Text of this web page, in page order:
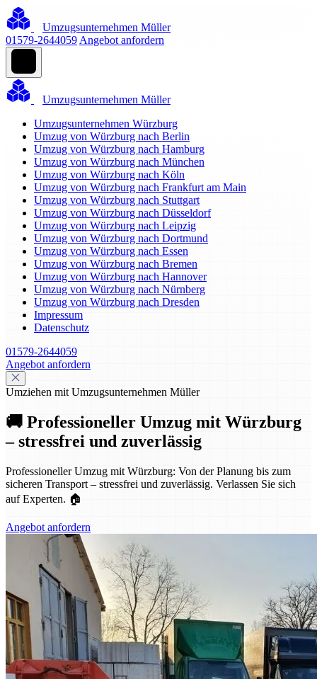
Umzugsunternehmen Müller
01579-2644059 Angebot anfordern
Umzugsunternehmen Müller
Umzugsunternehmen Würzburg
Umzug von Würzburg nach Berlin
Umzug von Würzburg nach Hamburg
Umzug von Würzburg nach München
Umzug von Würzburg nach Köln
Umzug von Würzburg nach Frankfurt am Main
Umzug von Würzburg nach Stuttgart
Umzug von Würzburg nach Düsseldorf
Umzug von Würzburg nach Leipzig
Umzug von Würzburg nach Dortmund
Umzug von Würzburg nach Essen
Umzug von Würzburg nach Bremen
Umzug von Würzburg nach Hannover
Umzug von Würzburg nach Nürnberg
Umzug von Würzburg nach Dresden
Impressum
Datenschutz
01579-2644059
Angebot anfordern
Umziehen mit Umzugsunternehmen Müller
🚚 Professioneller Umzug mit Würzburg
– stressfrei und zuverlässig
Professioneller Umzug mit Würzburg: Von der Planung bis zum
sicheren Transport – stressfrei und zuverlässig. Verlassen Sie sich
auf Experten. 🏠
Angebot anfordern